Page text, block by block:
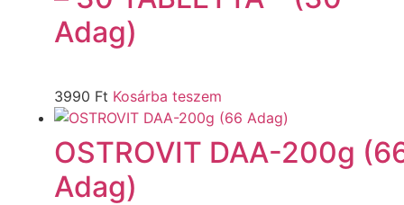
Adag)
3990 Ft Kosárba teszem
OSTROVIT DAA-200g
Adag)